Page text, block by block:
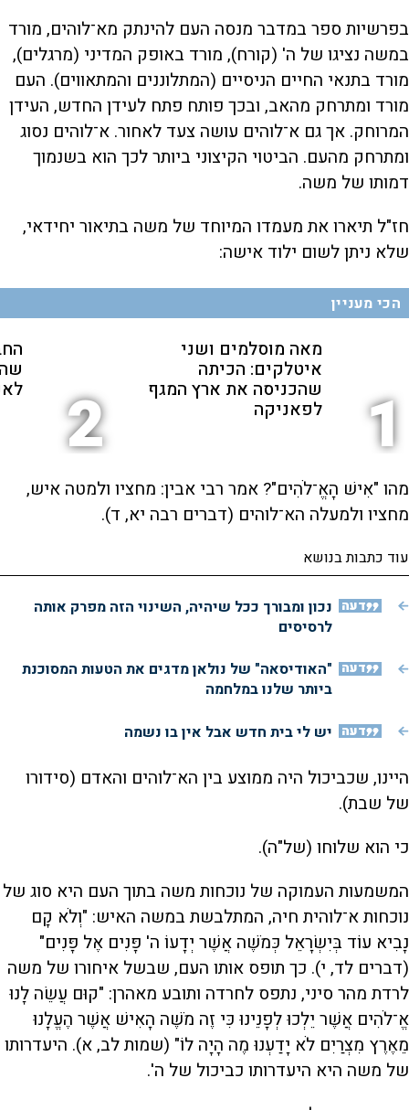
בפרשיות ספר במדבר מנסה העם להינתק מא־לוהים, מורד
במשה נציגו של ה' (קורח), מורד באופק המדיני (מרגלים),
מורד בתנאי החיים הניסיים (המתלוננים והמתאווים). העם
מורד ומתרחק מהאב, ובכך פותח פתח לעידן החדש, העידן
המרוחק. אך גם א־לוהים עושה צעד לאחור. א־לוהים נסוג
ומתרחק מהעם. הביטוי הקיצוני ביותר לכך הוא בשנמוך
דמותו של משה.
חז"ל תיארו את מעמדו המיוחד של משה בתיאור יחידאי,
שלא ניתן לשום ילוד אישה:
הכי מעניין
1
מאה מוסלמים ושני
איטלקים: הכיתה
שהכניסה את ארץ המגף
לפאניקה 2
מהו "אִישׁ הָאֱ־לֹהִים"? אמר רבי אבין: מחציו ולמטה איש,
מחציו ולמעלה הא־לוהים (דברים רבה יא, ד).
עוד כתבות בנושא
דעה נכון ומבורך ככל שיהיה, השינוי הזה מפרק אותה
לרסיסים
דעה "האודיסאה" של נולאן מדגים את הטעות המסוכנת
ביותר שלנו במלחמה
דעה יש לי בית חדש אבל אין בו נשמה
היינו, שכביכול היה ממוצע בין הא־לוהים והאדם (סידורו
של שבת).
כי הוא שלוחו (של"ה).
המשמעות העמוקה של נוכחות משה בתוך העם היא סוג של
נוכחות א־לוהית חיה, המתלבשת במשה האיש: "וְלֹא קָם
נָבִיא עוֹד בְּיִשְׂרָאֵל כְּמֹשֶׁה אֲשֶׁר יְדָעוֹ ה' פָּנִים אֶל פָּנִים"
(דברים לד, י). כך תופס אותו העם, שבשל איחורו של משה
לרדת מהר סיני, נתפס לחרדה ותובע מאהרן: "קוּם עֲשֵׂה לָנוּ
אֱ־לֹהִים אֲשֶׁר יֵלְכוּ לְפָנֵינוּ כִּי זֶה מֹשֶׁה הָאִישׁ אֲשֶׁר הֶעֱלָנוּ
מֵאֶרֶץ מִצְרַיִם לֹא יָדַעְנוּ מֶה הָיָה לוֹ" (שמות לב, א). היעדרותו
של משה היא היעדרותו כביכול של ה'.